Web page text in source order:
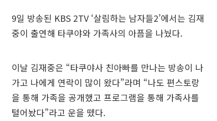
9일 방송된 KBS 2TV ‘살림하는 남자들2’에서는 김재
중이 출연해 타쿠야와 가족사의 아픔을 나눴다.
이날 김재중은 “타쿠야사 친아빠를 만나는 방송이 나
가고 나에게 연락이 많이 왔다”라며 “나도 편스토랑
을 통해 가족을 공개했고 프로그램을 통해 가족사를
털어놨다”라고 운을 뗐다.